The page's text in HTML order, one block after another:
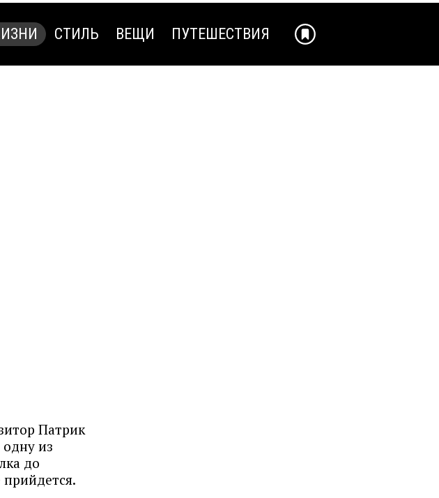
СТИЛЬ ВЕЩИ ПУТЕШЕСТВИЯ
Патрик
одну из
до
прийдется.